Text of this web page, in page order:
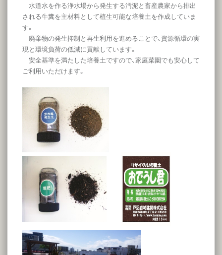
水道水を作る浄水場から発生する汚泥と畜産農家から排出
される牛糞を主材料として植生可能な培養土を作成していま
す。
廃棄物の発生抑制と再生利用を進めることで、資源循環の実
現と環境負荷の低減に貢献しています。
安全基準を満たした培養土ですので、家庭菜園でも安心して
ご利用いただけます。